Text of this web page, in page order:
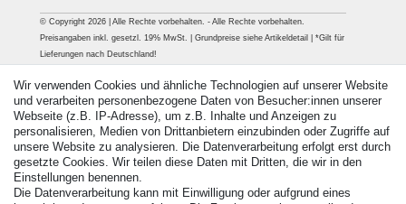
© Copyright 2026 | Alle Rechte vorbehalten. - Alle Rechte vorbehalten.
Preisangaben inkl. gesetzl. 19% MwSt. | Grundpreise siehe Artikeldetail | *Gilt für
Lieferungen nach Deutschland!
Vertrag widerrufen Kontakt
Wir verwenden Cookies und ähnliche Technologien auf unserer Website
und verarbeiten personenbezogene Daten von Besucher:innen unserer
Webseite (z.B. IP-Adresse), um z.B. Inhalte und Anzeigen zu
personalisieren, Medien von Drittanbietern einzubinden oder Zugriffe auf
unsere Website zu analysieren. Die Datenverarbeitung erfolgt erst durch
gesetzte Cookies. Wir teilen diese Daten mit Dritten, die wir in den
Einstellungen benennen.
Die Datenverarbeitung kann mit Einwilligung oder aufgrund eines